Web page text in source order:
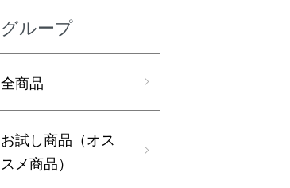
グループ
全商品
お試し商品（オス
スメ商品）